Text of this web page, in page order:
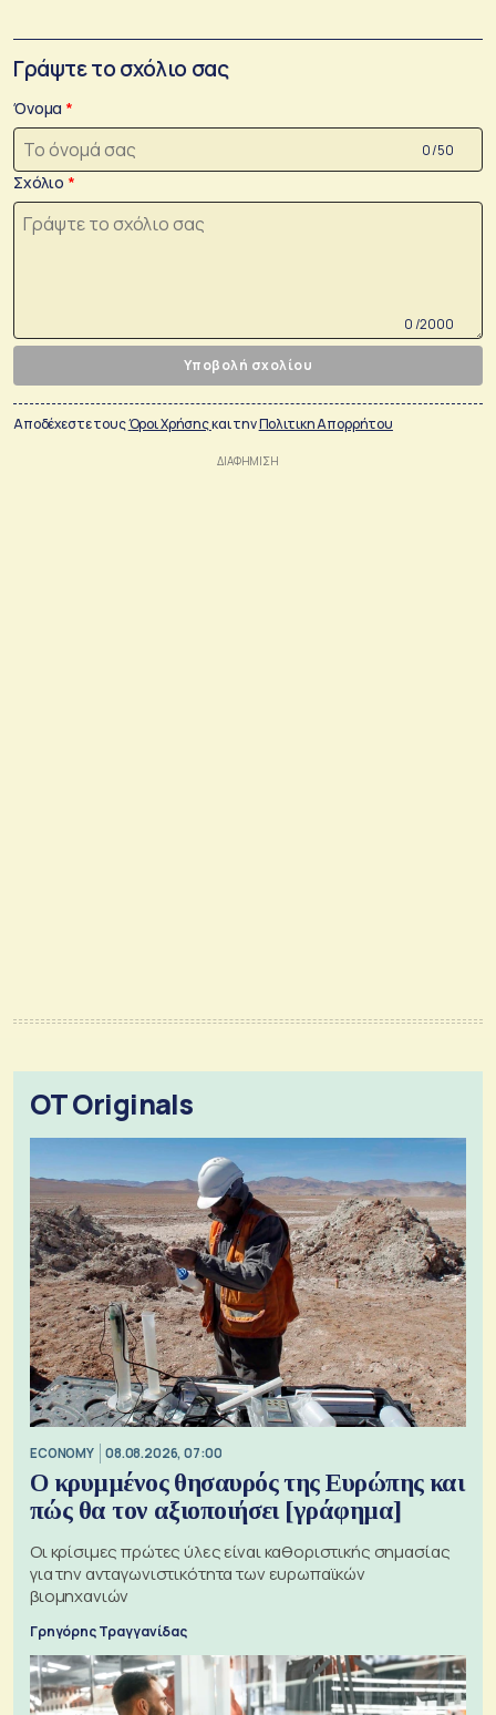
Γράψτε το σχόλιο σας
Όνομα
0 /50
Σχόλιο
0 /2000
Υποβολή σχολίου
Αποδέχεστε τουςΌροι Χρήσηςκαι τηνΠολιτικη Απορρήτου
OT Originals
ECONOMY 08.08.2026, 07:00
Ο κρυμμένος θησαυρός της Ευρώπης και
πώς θα τον αξιοποιήσει [γράφημα]
Οι κρίσιμες πρώτες ύλες είναι καθοριστικής σημασίας
για την ανταγωνιστικότητα των ευρωπαϊκών
βιομηχανιών
Γρηγόρης Τραγγανίδας